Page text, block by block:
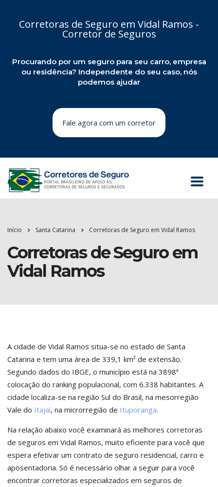
Corretoras de Seguro em Vidal Ramos -
Corretor de Seguros
Procurando por um seguro para seu carro, empresa
ou residência? Independente do seu caso, nós
podemos ajudar
Fale agora com um corretor
Início Santa Catarina Corretoras de Seguro em Vidal Ramos
Corretoras de Seguro em
Vidal Ramos
A cidade de Vidal Ramos situa-se no estado de Santa
Catarina e tem uma área de 339,1 km² de extensão.
Segundo dados do IBGE, o município está na 3898ª
colocação do ranking populacional, com 6.338 habitantes. A
cidade localiza-se na região Sul do Brasil, na mesorregião
Vale do Itajaí, na microrregião de Ituporanga.
Na relação abaixo você examinará as melhores corretoras
de seguros em Vidal Ramos, muito eficiente para você que
espera efetivar um contrato de seguro residencial, carro e
aposentadoria. Só é necessário olhar a seguir para você
encontrar corretoras especializados em seguros de